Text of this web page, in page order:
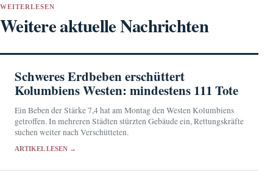
WEITERLESEN
Weitere aktuelle Nachrichten
Schweres Erdbeben erschüttert
Kolumbiens Westen: mindestens 111 Tote
Ein Beben der Stärke 7,4 hat am Montag den Westen Kolumbiens
getroffen. In mehreren Städten stürzten Gebäude ein, Rettungskräfte
suchen weiter nach Verschütteten.
ARTIKEL LESEN →